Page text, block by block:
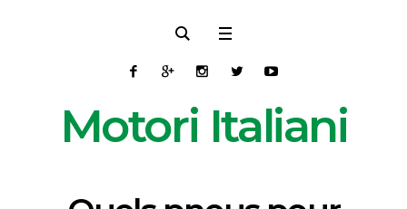
Motori Italiani